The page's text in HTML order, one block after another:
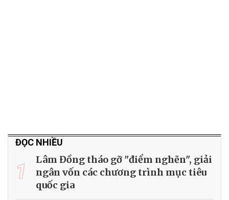
ĐỌC NHIỀU
1
Lâm Đồng tháo gỡ "điểm nghẽn", giải
ngân vốn các chương trình mục tiêu
quốc gia